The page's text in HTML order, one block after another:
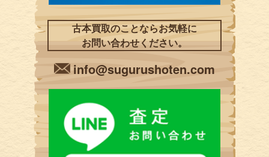
古本買取のことならお気軽に
お問い合わせください。
info@sugurushoten.com